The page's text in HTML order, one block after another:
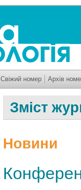
Свіжий номер Архів
Зміст
Новини